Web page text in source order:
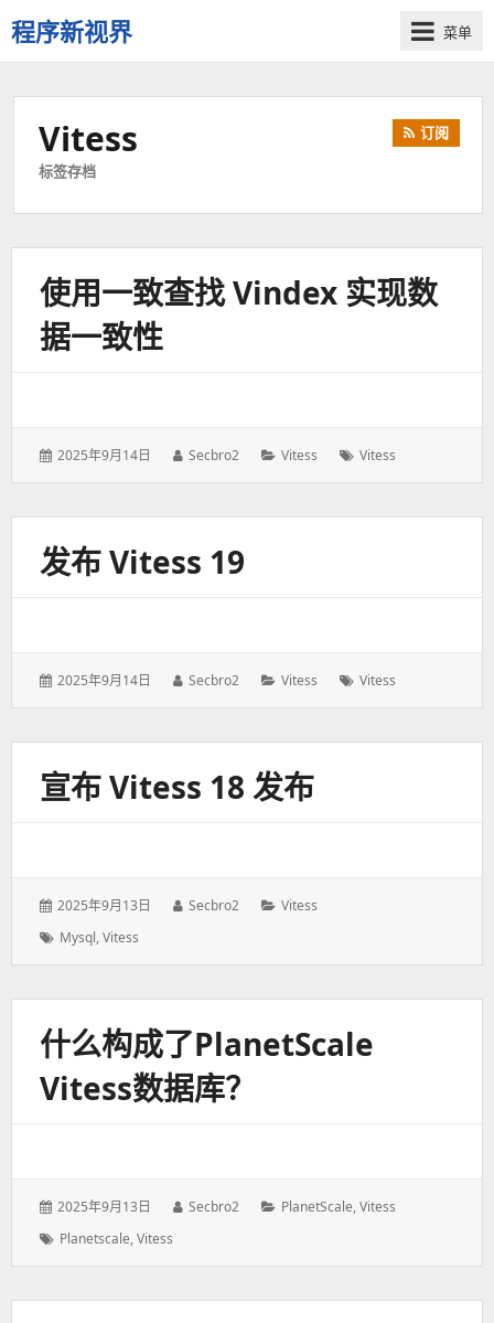
程序新视界
开
启
新
菜单
Vitess
标签存档
订阅
使用一致查找 Vindex 实现数
据一致性
发
2025年9月14日
作
Secbro2
分
Vitess
标
Vitess
发布 Vitess 19
发
2025年9月14日
作
Secbro2
分
Vitess
标
Vitess
宣布 Vitess 18 发布
发
于：
2025年9月13日
作
Secbro2
分
Vitess
标
Mysql,Vitess
什么构成了PlanetScale
Vitess数据库？
发
于：
2025年9月13日
作
Secbro2
分
PlanetScale,Vitess
标
Planetscale,Vitess